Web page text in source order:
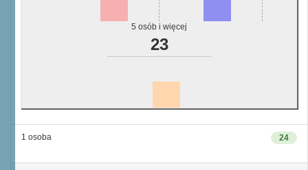
5 osób i więcej
23
24
1 osoba